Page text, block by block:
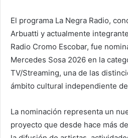
El programa La Negra Radio,
Arbuatti y actualmente
Radio Cromo Escobar, fue
Mercedes Sosa 2026 en la
TV/Streaming, una de las
ámbito cultural independiente
La nominación representa un
proyecto que desde hace más